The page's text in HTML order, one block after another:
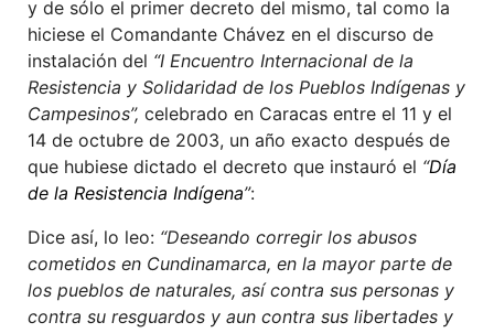
y de sólo el primer decreto del mismo, tal como la
hiciese el Comandante Chávez en el discurso de
instalación del “I Encuentro Internacional de la
Resistencia y Solidaridad de los Pueblos Indígenas y
Campesinos”, celebrado en Caracas entre el 11 y el
14 de octubre de 2003, un año exacto después de
que hubiese dictado el decreto que instauró el “Día
de la Resistencia Indígena”:
Dice así, lo leo: “Deseando corregir los abusos
cometidos en Cundinamarca, en la mayor parte de
los pueblos de naturales, así contra sus personas y
contra su resguardos y aun contra sus libertades y